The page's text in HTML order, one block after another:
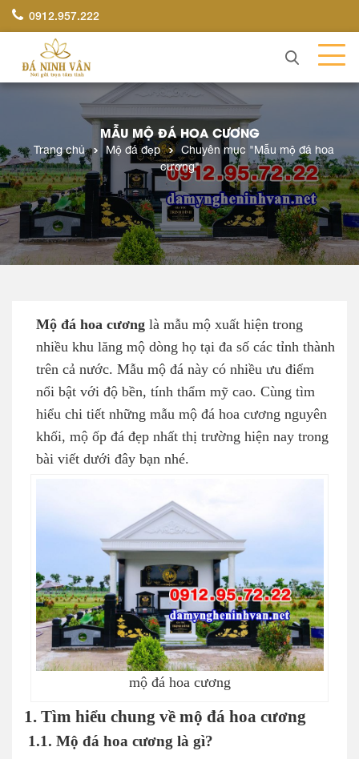
0912.957.222
MẪU MỘ ĐÁ HOA CƯƠNG
Trang chủ Mộ đá đẹp
Chuyên mục "Mẫu mộ đá hoa
cương"
Mộ đá hoa cương là mẫu mộ xuất hiện trong
nhiều khu lăng mộ dòng họ tại đa số các tỉnh thành
trên cả nước. Mẫu mộ đá này có nhiều ưu điểm
nổi bật với độ bền, tính thẩm mỹ cao. Cùng tìm
hiểu chi tiết những mẫu mộ đá hoa cương nguyên
khối, mộ ốp đá đẹp nhất thị trường hiện nay trong
bài viết dưới đây bạn nhé.
mộ đá hoa cương
1. Tìm hiểu chung về mộ đá hoa cương
1.1. Mộ đá hoa cương là gì?